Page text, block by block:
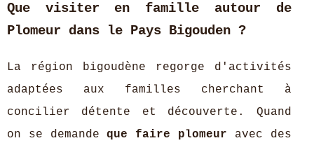
Que visiter en famille autour de
Plomeur dans le Pays Bigouden ?
La région bigoudène regorge d'activités
adaptées aux familles cherchant à
concilier détente et découverte. Quand
on se demandeque faire plomeur avec des